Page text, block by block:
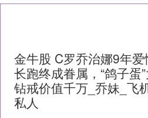
金牛股 C罗乔治娜9年爱
长跑终成眷属，“鸽子蛋
钻戒价值千万_乔妹_飞
私人